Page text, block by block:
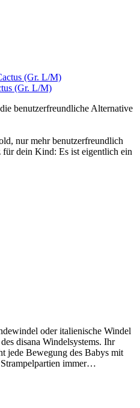
(Gr. L/M)
benutzerfreundliche Alternative
nur mehr benutzerfreundlich
für dein Kind: Es ist eigentlich ein
oder italienische Windel
disana Windelsystems. Ihr
jede Bewegung des Babys mit
immer…